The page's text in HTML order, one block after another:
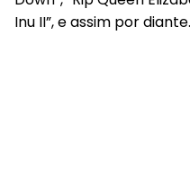
Inu II”, e assim por diante.